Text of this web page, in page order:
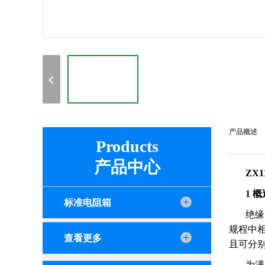
Products
产品中心
标准电阻箱
查看更多
产品概述
1 概
绝
规程中
且可分